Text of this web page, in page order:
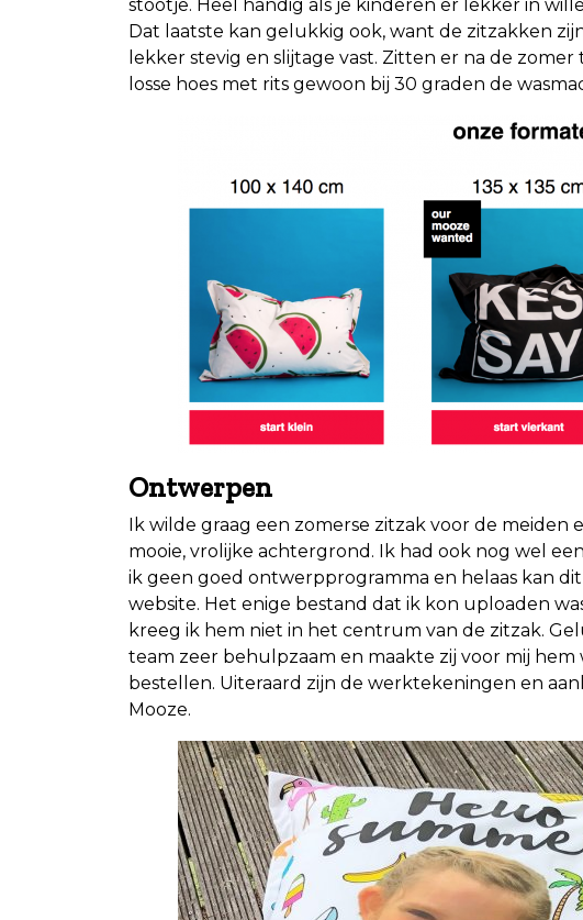
stootje. Heel handig als je kinderen er lekker in
Dat laatste kan gelukkig ook, want de zitzakken
lekker stevig en slijtage vast. Zitten er na de
losse hoes met rits gewoon bij 30 graden de
Ontwerpen
Ik wilde graag een zomerse zitzak voor de meiden
mooie, vrolijke achtergrond. Ik had ook nog wel
ik geen goed ontwerpprogramma en helaas kan
website. Het enige bestand dat ik kon uploaden
kreeg ik hem niet in het centrum van de zitzak.
team zeer behulpzaam en maakte zij voor mij hem
bestellen. Uiteraard zijn de werktekeningen en
Mooze.